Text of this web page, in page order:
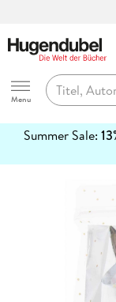
Hugendubel
Menu
Summer Sale:
erfahren